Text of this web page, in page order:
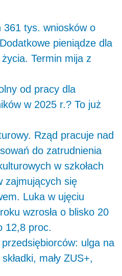
361 tys. wniosków o
pieniądze dla
Termin mija z
od pracy dla
w 2025 r.? To już
Rząd pracuje nad
do zatrudnienia
w szkołach
zajmujących się
Luka w ujęciu
wzrosła o blisko 20
12,8 proc.
ulga na
mały ZUS+,